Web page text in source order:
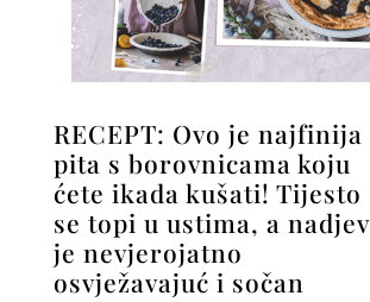
RECEPT: Ovo je najfinija
pita s borovnicama koju
ćete ikada kušati! Tijesto
se topi u ustima, a nadjev
je nevjerojatno
osvježavajuć i sočan